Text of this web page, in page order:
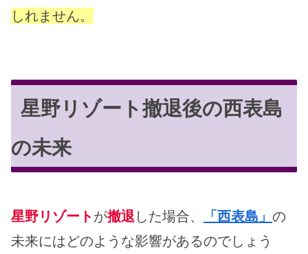
しれません。
星野リゾート撤退後の西表島
の未来
星野リゾートが撤退した場合、 「西表島」 の
未来にはどのような影響があるのでしょう